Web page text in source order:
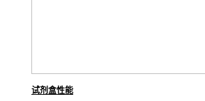
试剂盒性能